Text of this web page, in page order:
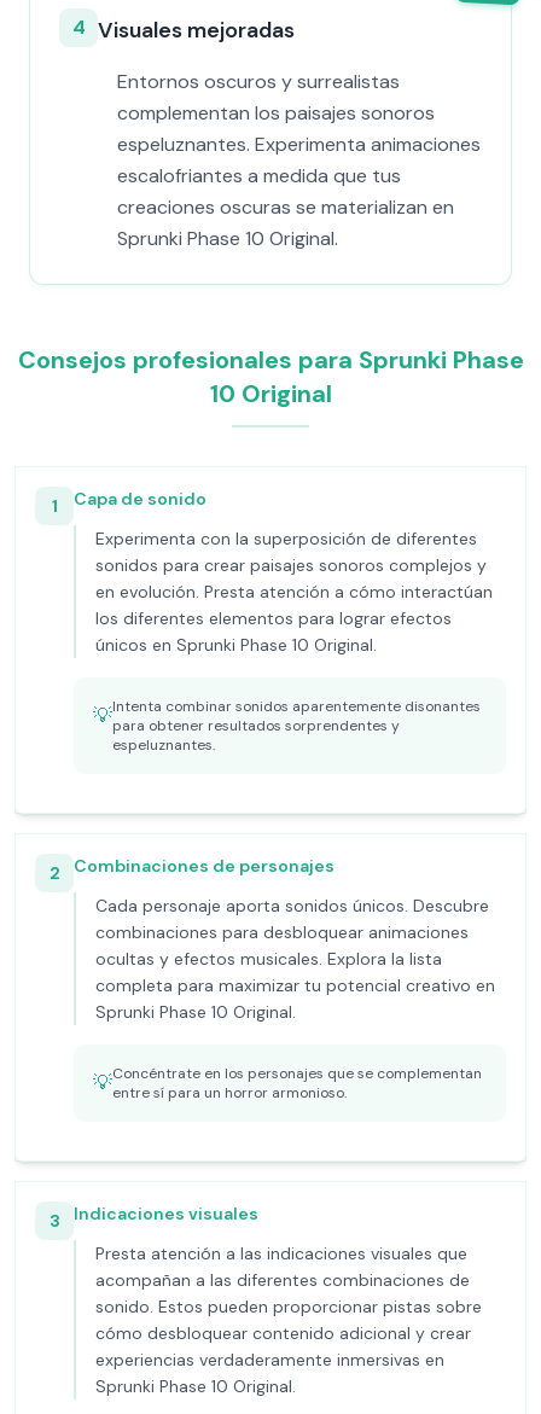
4 Visuales mejoradas
Entornos oscuros y surrealistas
complementan los paisajes sonoros
espeluznantes. Experimenta animaciones
escalofriantes a medida que tus
creaciones oscuras se materializan en
Sprunki Phase 10 Original.
Consejos profesionales para Sprunki Phase
10 Original
1
Capa de sonido
Experimenta con la superposición de diferentes
sonidos para crear paisajes sonoros complejos y
en evolución. Presta atención a cómo interactúan
los diferentes elementos para lograr efectos
únicos en Sprunki Phase 10 Original.
💡Intenta combinar sonidos aparentemente disonantes
para obtener resultados sorprendentes y
espeluznantes.
2
Combinaciones de personajes
Cada personaje aporta sonidos únicos. Descubre
combinaciones para desbloquear animaciones
ocultas y efectos musicales. Explora la lista
completa para maximizar tu potencial creativo en
Sprunki Phase 10 Original.
💡Concéntrate en los personajes que se complementan
entre sí para un horror armonioso.
3
Indicaciones visuales
Presta atención a las indicaciones visuales que
acompañan a las diferentes combinaciones de
sonido. Estos pueden proporcionar pistas sobre
cómo desbloquear contenido adicional y crear
experiencias verdaderamente inmersivas en
Sprunki Phase 10 Original.